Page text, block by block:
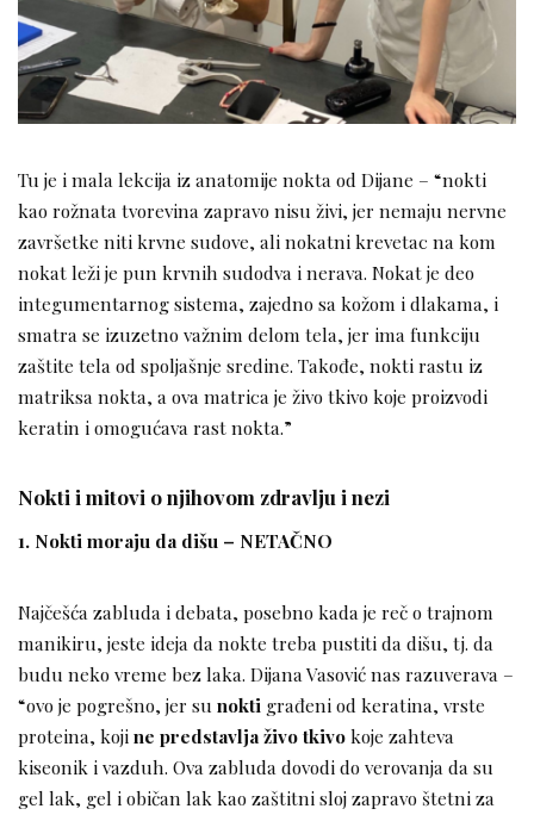
Tu je i mala lekcija iz anatomije nokta od Dijane – “nokti
kao rožnata tvorevina zapravo nisu živi, jer nemaju nervne
završetke niti krvne sudove, ali nokatni krevetac na kom
nokat leži je pun krvnih sudodva i nerava. Nokat je deo
integumentarnog sistema, zajedno sa kožom i dlakama, i
smatra se izuzetno važnim delom tela, jer ima funkciju
zaštite tela od spoljašnje sredine. Takođe, nokti rastu iz
matriksa nokta, a ova matrica je živo tkivo koje proizvodi
keratin i omogućava rast nokta.”
Nokti i mitovi o njihovom zdravlju i nezi
1. Nokti moraju da dišu – NETAČNO
Najčešća zabluda i debata, posebno kada je reč o trajnom
manikiru, jeste ideja da nokte treba pustiti da dišu, tj. da
budu neko vreme bez laka. Dijana Vasović nas razuverava –
“ovo je pogrešno, jer su nokti građeni od keratina, vrste
proteina, kojine predstavlja živo tkivokoje zahteva
kiseonik i vazduh. Ova zabluda dovodi do verovanja da su
gel lak, gel i običan lak kao zaštitni sloj zapravo štetni za